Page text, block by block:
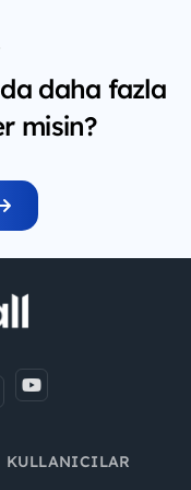
daha fazla
misin?
KULLANICILAR